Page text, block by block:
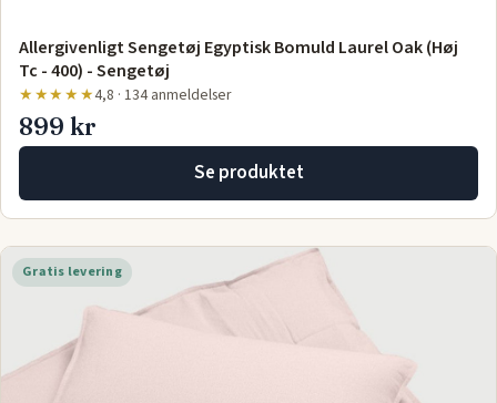
Allergivenligt Sengetøj Egyptisk Bomuld Laurel Oak (Høj
Tc - 400) - Sengetøj
★★★★★4,8 · 134 anmeldelser
899 kr
Se produktet
Gratis levering